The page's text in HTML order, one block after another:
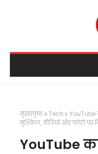
मुख्यपृष्ठ Tech
YouTube
मुश्किल, वीडियो और फोटो
YouTube